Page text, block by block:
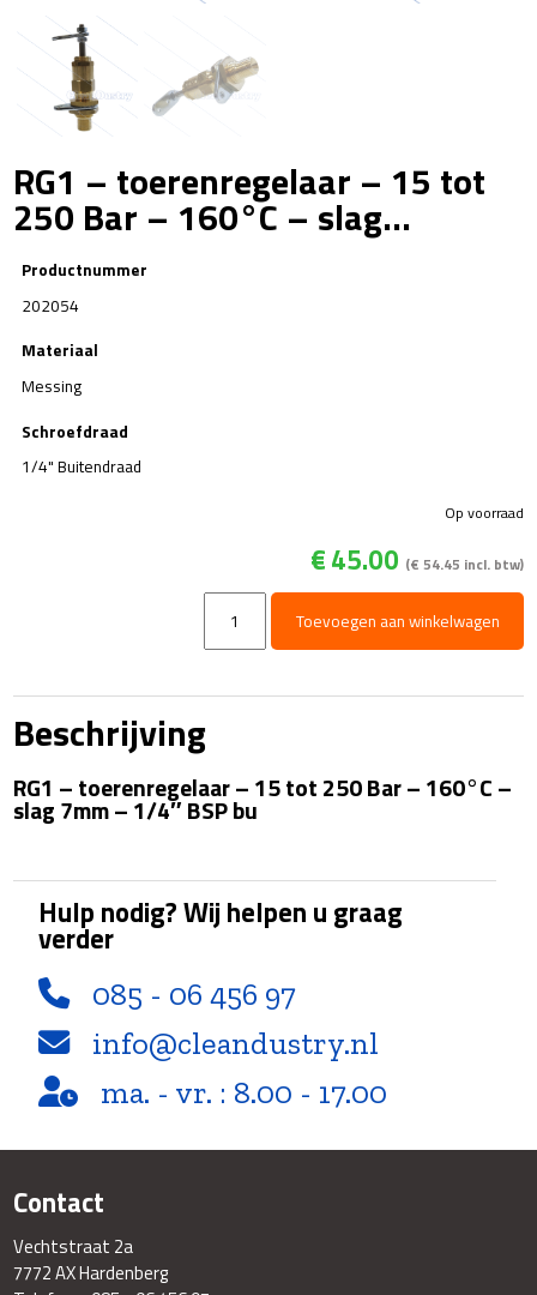
RG1 – toerenregelaar – 15 tot
250 Bar – 160°C – slag...
Productnummer
202054
Materiaal
Messing
Schroefdraad
1/4" Buitendraad
€45.00 (€ 54.45 incl. btw)
Op voorraad
toerenregelaar
tot
Bar
-
7mm
BSP
aantal
Toevoegen aan winkelwagen
Beschrijving
RG1 – toerenregelaar – 15 tot 250 Bar – 160°C –
slag 7mm – 1/4″ BSP bu
Hulp nodig? Wij helpen u graag
verder
085 - 06 456 97
info@cleandustry.nl
ma. - vr. : 8.00 - 17.00
Contact
Vechtstraat 2a
7772 AX Hardenberg